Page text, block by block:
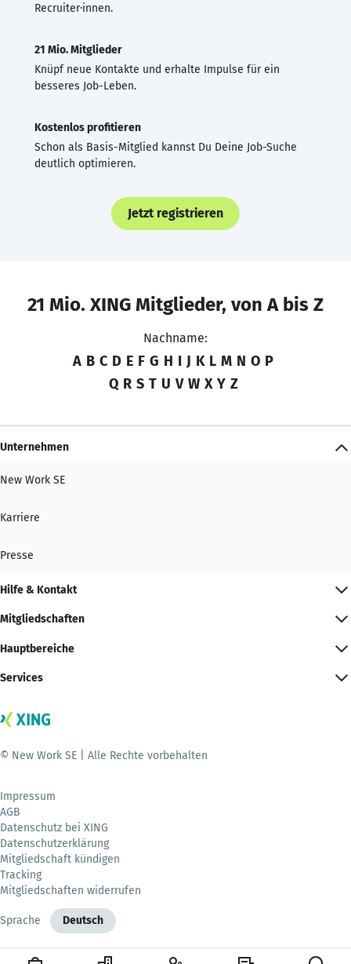
Recruiter·innen.
21 Mio. Mitglieder
Knüpf neue Kontakte und erhalte Impulse für ein
besseres Job-Leben.
Kostenlos profitieren
Schon als Basis-Mitglied kannst Du Deine Job-Suche
deutlich optimieren.
Jetzt registrieren
21 Mio. XING Mitglieder, von A bis Z
Nachname:
A B C D E F G H I J K L M N O P
Q R S T U V W X Y Z
Unternehmen
New Work SE
Karriere
Presse
Hilfe & Kontakt
Mitgliedschaften
Hauptbereiche
Services
© New Work SE | Alle Rechte vorbehalten
Impressum
AGB
Datenschutz bei XING
Datenschutzerklärung
Mitgliedschaft kündigen
Tracking
Mitgliedschaften widerrufen
Sprache Deutsch